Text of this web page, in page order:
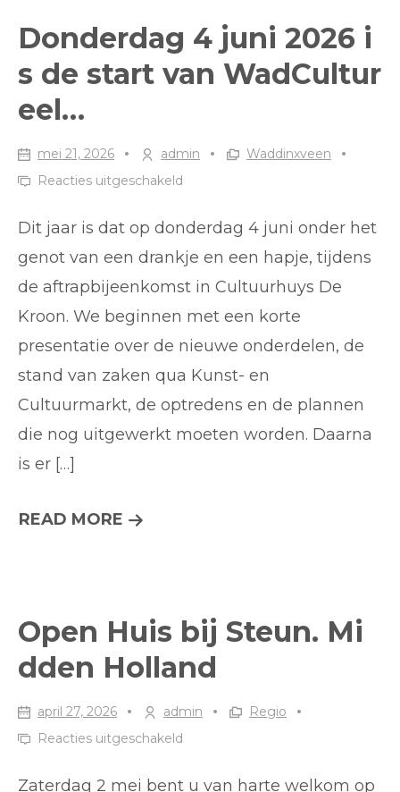
JONGEREN
IN
Donderdag 4 juni 2026 i
s de start van WadCultur
eel…
mei 21, 2026 admin
Waddinxveen
Reacties uitgeschakeld
4
juni
is
de
start
van
Dit jaar is dat op donderdag 4 juni onder het
genot van een drankje en een hapje, tijdens
de aftrapbijeenkomst in Cultuurhuys De
Kroon. We beginnen met een korte
presentatie over de nieuwe onderdelen, de
stand van zaken qua Kunst- en
Cultuurmarkt, de optredens en de plannen
die nog uitgewerkt moeten worden. Daarna
is er […]
READ MORE DONDERDAG
IS
DE
VAN
Open Huis bij Steun. Mi
dden Holland
april 27, 2026 admin
Regio
Reacties uitgeschakeld
Huis
Zaterdag 2 mei bent u van harte welkom op